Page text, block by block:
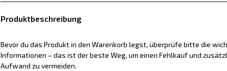
Produktbeschreibung
Bevor du das Produkt in den Warenkorb legst, überprüfe bitte die
Informationen – das ist der beste Weg, um einen Fehlkauf und
Aufwand zu vermeiden.